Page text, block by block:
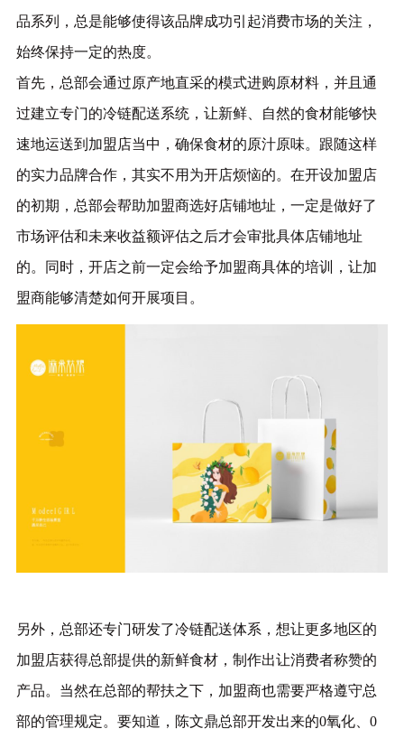
品系列，总是能够使得该品牌成功引起消费市场的关注，
始终保持一定的热度。
首先，总部会通过原产地直采的模式进购原材料，并且通
过建立专门的冷链配送系统，让新鲜、自然的食材能够快
速地运送到加盟店当中，确保食材的原汁原味。跟随这样
的实力品牌合作，其实不用为开店烦恼的。在开设加盟店
的初期，总部会帮助加盟商选好店铺地址，一定是做好了
市场评估和未来收益额评估之后才会审批具体店铺地址
的。同时，开店之前一定会给予加盟商具体的培训，让加
盟商能够清楚如何开展项目。
另外，总部还专门研发了冷链配送体系，想让更多地区的
加盟店获得总部提供的新鲜食材，制作出让消费者称赞的
产品。当然在总部的帮扶之下，加盟商也需要严格遵守总
部的管理规定。要知道，陈文鼎总部开发出来的0氧化、0